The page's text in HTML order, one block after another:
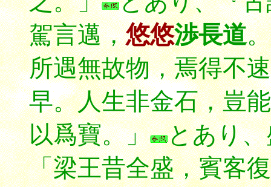
駕言邁，悠悠渉長道
所遇無故物，焉得不
早。人生非金石，豈
以爲寶。」
とあり、
「梁王昔全盛，賓客